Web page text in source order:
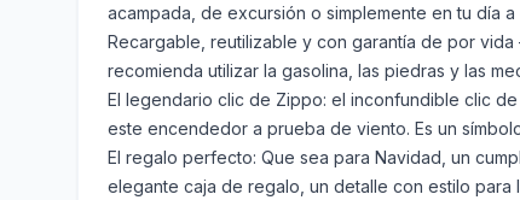
acampada, de excursión o simplemente en tu día
Recargable, reutilizable y con garantía de por
recomienda utilizar la gasolina, las piedras y las
El legendario clic de Zippo: el inconfundible clic
este encendedor a prueba de viento. Es un
El regalo perfecto: Que sea para Navidad, un
elegante caja de regalo, un detalle con estilo para